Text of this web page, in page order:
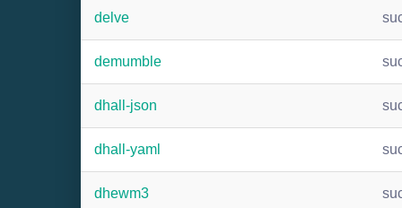
delve
demumble
dhall-json
dhall-yaml
dhewm3